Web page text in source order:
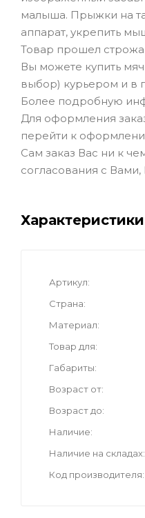
малыша. Прыжки на
аппарат, укрепить
Товар прошел
Вы можете купить
выбор) курьером и в
Более подробную
Для оформления
перейти к
Сам заказ Вас ни к
согласования с
Характеристики
Артикул
Страна
Материал
Товар для
Габариты
Возраст от
Возраст до
Наличие
Наличие на складах
Код производителя